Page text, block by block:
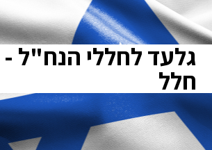
גלעד לחללי הנח"ל
חלל